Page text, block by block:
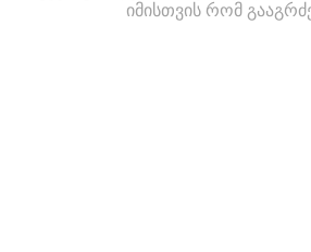
იმისთვის რომ